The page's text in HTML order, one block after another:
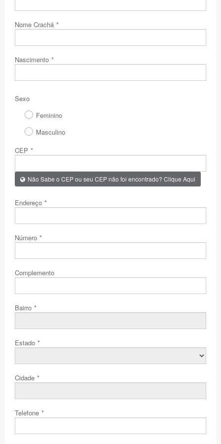
Nome Crachá *
Nascimento *
Sexo
Feminino
Masculino
CEP *
Não Sabe o CEP ou seu CEP não foi encontrado? Clique Aqui
Endereço *
Número *
Complemento
Bairro *
Estado *
Cidade *
Telefone *